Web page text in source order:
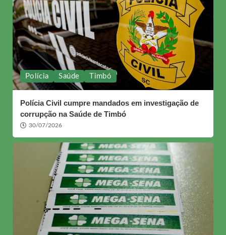
Polícia Saúde Timbó
Polícia Civil cumpre mandados em investigação de
corrupção na Saúde de Timbó
30/07/2026